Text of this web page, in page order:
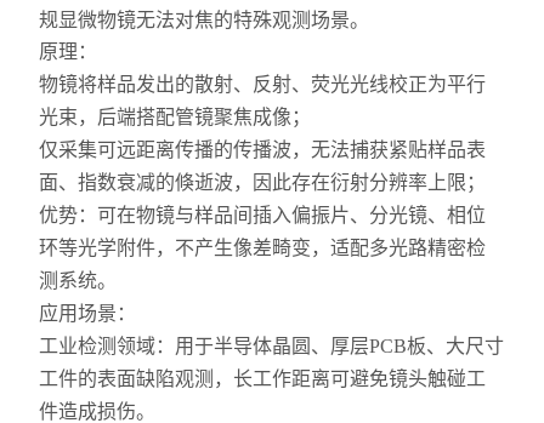
规显微物镜无法对焦的特殊观测场景。
原理：
物镜将样品发出的散射、反射、荧光光线校正为平行
光束，后端搭配管镜聚焦成像；
仅采集可远距离传播的传播波，无法捕获紧贴样品表
面、指数衰减的倏逝波，因此存在衍射分辨率上限；
优势：可在物镜与样品间插入偏振片、分光镜、相位
环等光学附件，不产生像差畸变，适配多光路精密检
测系统。
应用场景：
工业检测领域：用于半导体晶圆、厚层PCB板、大尺寸
工件的表面缺陷观测，长工作距离可避免镜头触碰工
件造成损伤。